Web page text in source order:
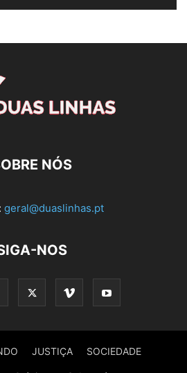
NÓS
geral@duaslinhas.pt
NOS
JUSTIÇA SOCIEDADE